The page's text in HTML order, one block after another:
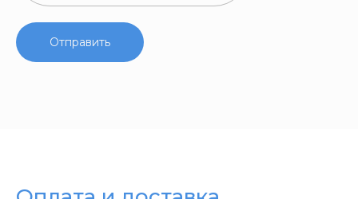
Отправить